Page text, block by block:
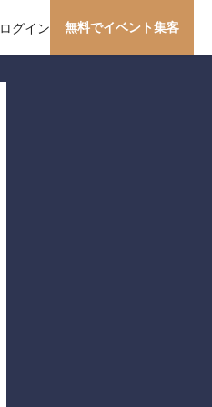
ログイン 無料でイベント集客